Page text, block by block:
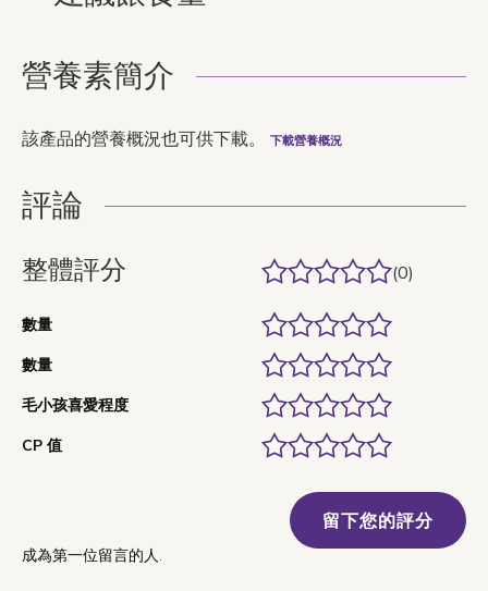
營養素簡介
該產品的營養概況也可供下載。 下載營養概況
評論
整體評分 (0)
數量
數量
毛小孩喜愛程度
CP 值
留下您的評分
成為第一位留言的人.